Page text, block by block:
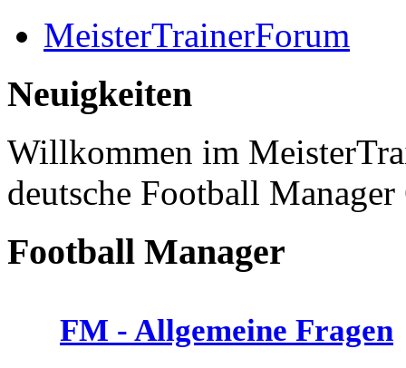
MeisterTrainerForum
Neuigkeiten
Willkommen im
deutsche Football
Football Manager
FM - Allgemeine Fragen